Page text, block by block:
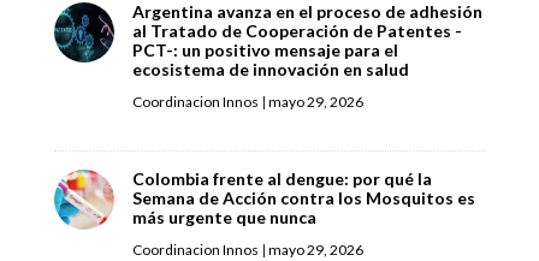
Argentina avanza en el proceso de adhesión
al Tratado de Cooperación de Patentes -
PCT-: un positivo mensaje para el
ecosistema de innovación en salud
Coordinacion Innos | mayo 29, 2026
Colombia frente al dengue: por qué la
Semana de Acción contra los Mosquitos es
más urgente que nunca
Coordinacion Innos | mayo 29, 2026